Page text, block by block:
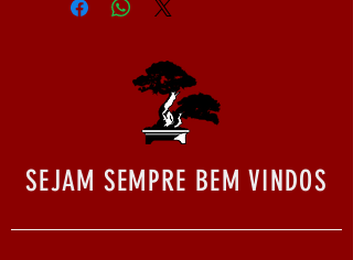
SEJAM SEMPRE BEM VINDOS